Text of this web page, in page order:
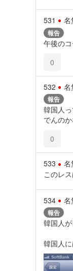
531 名
報告
午後の
0
532 名
報告
韓国人
でんのか
0
533 名
このレ
534 名
報告
韓国人
韓国人